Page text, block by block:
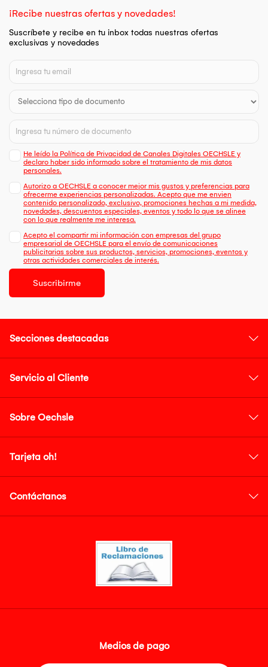
¡Recibe nuestras ofertas y novedades!
Suscríbete y recibe en tu inbox todas nuestras ofertas
exclusivas y novedades
He leído la Política de Privacidad de Canales Digitales OECHSLE y
declaro haber sido informado sobre el tratamiento de mis datos
personales.
Autorizo a OECHSLE a conocer mejor mis gustos y preferencias para
ofrecerme experiencias personalizadas. Acepto que me envien
contenido personalizado, exclusivo, promociones hechas a mi medida,
novedades, descuentos especiales, eventos y todo lo que se alinee
con lo que realmente me interesa.
Acepto el compartir mi información con empresas del grupo
empresarial de OECHSLE para el envío de comunicaciones
publicitarias sobre sus productos, servicios, promociones, eventos y
otras actividades comerciales de interés.
Suscribirme
Secciones destacadas
Servicio al Cliente
Sobre Oechsle
Tarjeta oh!
Contáctanos
Medios de pago